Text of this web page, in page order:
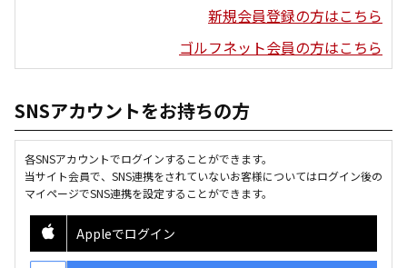
新規会員登録の方はこちら
ゴルフネット会員の方はこちら
SNSアカウントをお持ちの方
各SNSアカウントでログインすることができます。
当サイト会員で、SNS連携をされていないお客様についてはログイン後の
マイページでSNS連携を設定することができます。
Appleでログイン